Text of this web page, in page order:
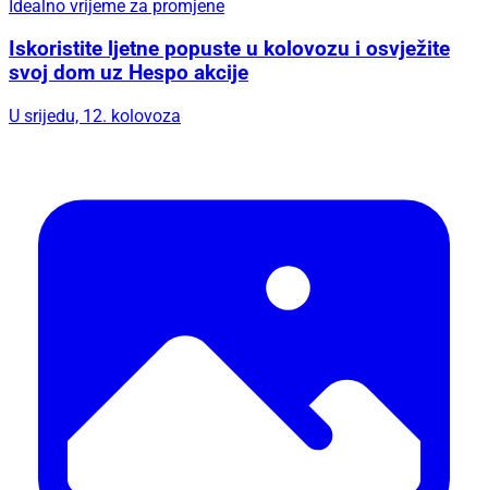
Idealno vrijeme za promjene
Iskoristite ljetne popuste u kolovozu i osvježite
svoj dom uz Hespo akcije
U srijedu, 12. kolovoza